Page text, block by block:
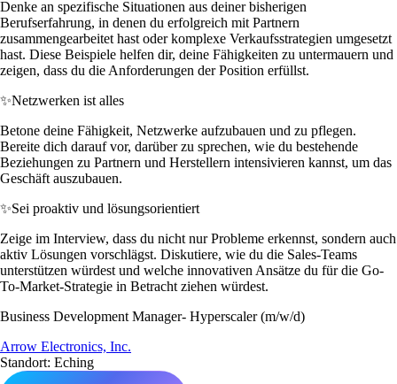
Denke an spezifische Situationen aus deiner bisherigen
Berufserfahrung, in denen du erfolgreich mit Partnern
zusammengearbeitet hast oder komplexe Verkaufsstrategien umgesetzt
hast. Diese Beispiele helfen dir, deine Fähigkeiten zu untermauern und
zeigen, dass du die Anforderungen der Position erfüllst.
✨Netzwerken ist alles
Betone deine Fähigkeit, Netzwerke aufzubauen und zu pflegen.
Bereite dich darauf vor, darüber zu sprechen, wie du bestehende
Beziehungen zu Partnern und Herstellern intensivieren kannst, um das
Geschäft auszubauen.
✨Sei proaktiv und lösungsorientiert
Zeige im Interview, dass du nicht nur Probleme erkennst, sondern auch
aktiv Lösungen vorschlägst. Diskutiere, wie du die Sales-Teams
unterstützen würdest und welche innovativen Ansätze du für die Go-
To-Market-Strategie in Betracht ziehen würdest.
Business Development Manager- Hyperscaler (m/w/d)
Arrow Electronics, Inc.
Standort: Eching